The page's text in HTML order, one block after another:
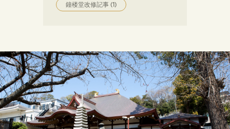
鐘楼堂改修記事(1)